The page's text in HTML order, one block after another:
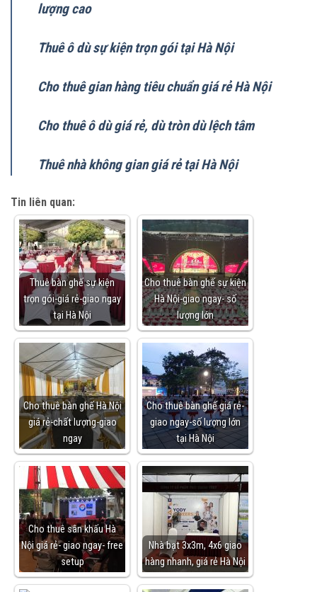
lượng cao
Thuê ô dù sự kiện trọn gói tại Hà Nội
Cho thuê gian hàng tiêu chuẩn giá rẻ Hà Nội
Cho thuê ô dù giá rẻ, dù tròn dù lệch tâm
Thuê nhà không gian giá rẻ tại Hà Nội
Tin liên quan:
Thuê bàn ghế sự kiện
trọn gói-giá rẻ-giao ngay
tại Hà Nội
Cho thuê bàn ghế sự kiện
Hà Nội-giao ngay- số
lượng lớn
Cho thuê bàn ghế Hà Nội
giá rẻ-chất lượng-giao
ngay
Cho thuê bàn ghế giá rẻ-
giao ngay-số lượng lớn
tại Hà Nội
Cho thuê sân khấu Hà
Nội giá rẻ- giao ngay- free
setup
Nhà bạt 3x3m, 4x6 giao
hàng nhanh, giá rẻ Hà Nội